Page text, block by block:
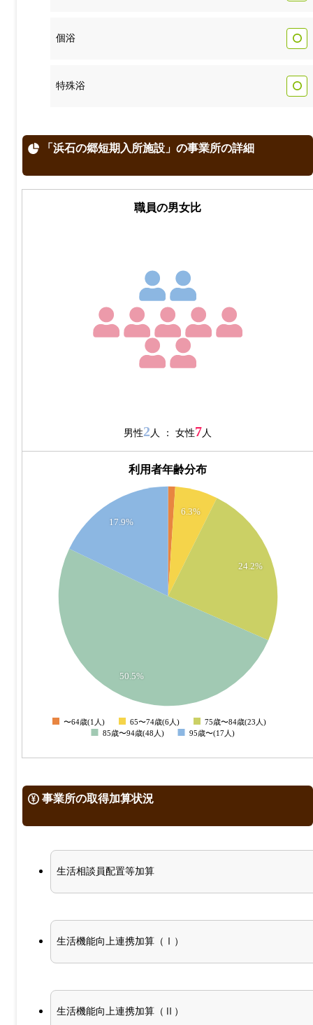
個浴
特殊浴
「浜石の郷短期入所施設」の事業所の詳細
職員の男女比
男性2 人 ： 女性7 人
利用者年齢分布
6.3%
24.2%
50.5%
17.9%
0
〜64歳(1人) 65〜74歳(6人)
75歳〜84歳(23人)
85歳〜94歳(48人)
95歳〜(17人)
事業所の取得加算状況
生活相談員配置等加算
生活機能向上連携加算（Ⅰ）
生活機能向上連携加算（Ⅱ）